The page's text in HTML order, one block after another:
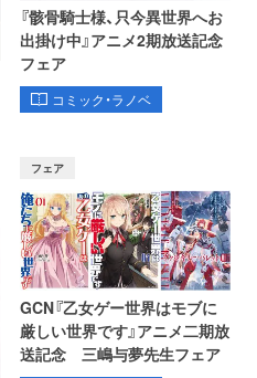
『骸骨騎士様、只今異世界へお
出掛け中』アニメ2期放送記念
フェア
コミック・ラノベ
フェア
GCN『乙女ゲー世界はモブに
厳しい世界です』アニメ二期放
送記念 三嶋与夢先生フェア